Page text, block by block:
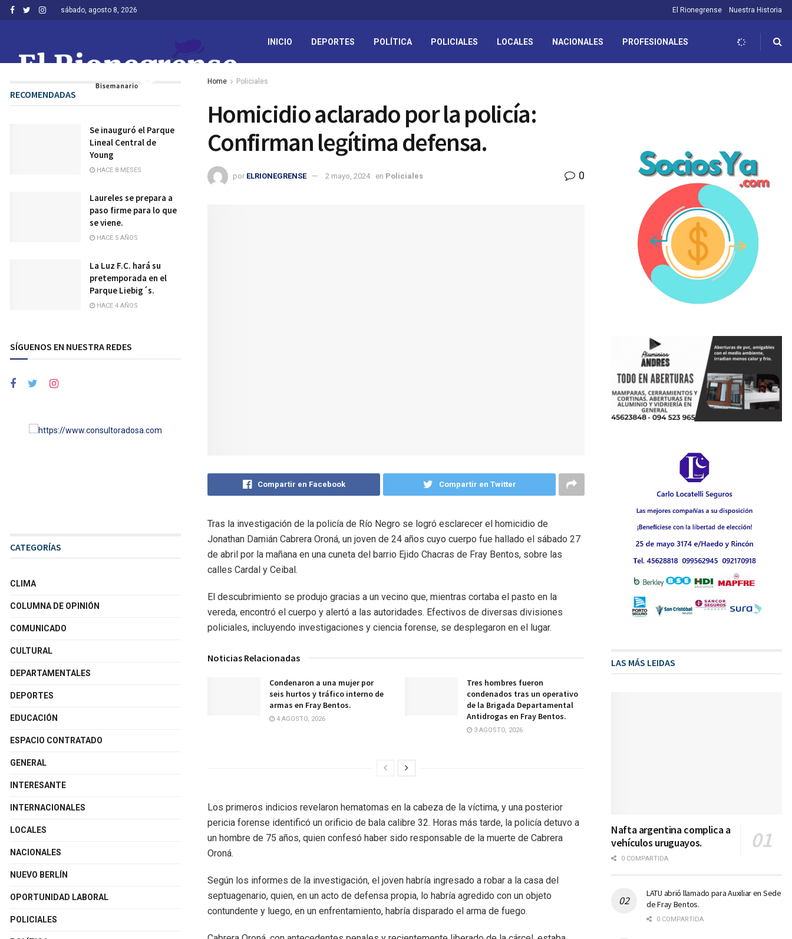
sábado, agosto 8, 2026 El Rionegrense Nuestra Historia
INICIO DEPORTES POLÍTICA POLICIALES LOCALES NACIONALES PROFESIONALES
Home Policiales
Homicidio aclarado por la policía:
Confirman legítima defensa.
por ELRIONEGRENSE 2 mayo, 2024 en Policiales 0
Compartir en Facebook Compartir en Twitter
Tras la investigación de la policía de Río Negro se logró esclarecer el homicidio de
Jonathan Damián Cabrera Oroná, un joven de 24 años cuyo cuerpo fue hallado el sábado 27
de abril por la mañana en una cuneta del barrio Ejido Chacras de Fray Bentos, sobre las
calles Cardal y Ceibal.
El descubrimiento se produjo gracias a un vecino que, mientras cortaba el pasto en la
vereda, encontró el cuerpo y alertó a las autoridades. Efectivos de diversas divisiones
policiales, incluyendo investigaciones y ciencia forense, se desplegaron en el lugar.
Noticias Relacionadas
Condenaron a una mujer por
seis hurtos y tráfico interno de
armas en Fray Bentos.
4 AGOSTO, 2026
Tres hombres fueron
condenados tras un operativo
de la Brigada Departamental
Antidrogas en Fray Bentos.
3 AGOSTO, 2026
Los primeros indicios revelaron hematomas en la cabeza de la víctima, y una posterior
pericia forense identificó un orificio de bala calibre 32. Horas más tarde, la policía detuvo a
un hombre de 75 años, quien confesó haber sido responsable de la muerte de Cabrera
Oroná.
Según los informes de la investigación, el joven habría ingresado a robar a la casa del
septuagenario, quien, en un acto de defensa propia, lo habría agredido con un objeto
contundente y luego, en un enfrentamiento, habría disparado el arma de fuego.
RECOMENDADAS
Se inauguró el Parque
Lineal Central de
Young
HACE 8 MESES
Laureles se prepara a
paso firme para lo que
se viene.
HACE 5 AÑOS
La Luz F.C. hará su
pretemporada en el
Parque Liebig´s.
HACE 4 AÑOS
SÍGUENOS EN NUESTRA REDES
CATEGORÍAS
CLIMA
COLUMNA DE OPINIÓN
COMUNICADO
CULTURAL
DEPARTAMENTALES
DEPORTES
EDUCACIÓN
ESPACIO CONTRATADO
GENERAL
INTERESANTE
INTERNACIONALES
LOCALES
NACIONALES
NUEVO BERLÍN
OPORTUNIDAD LABORAL
POLICIALES
LAS MÁS LEIDAS
Nafta argentina complica a
vehículos uruguayos.
0 COMPARTIDA
LATU abrió llamado para Auxiliar en Sede
de Fray Bentos.
0 COMPARTIDA